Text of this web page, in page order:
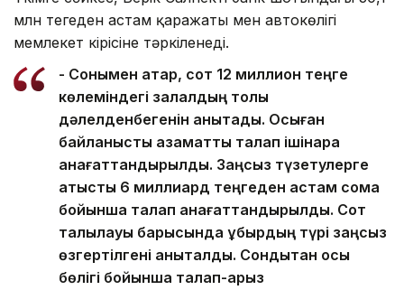
млн теңгеден астам қаражаты мен автокөлігі
мемлекет кірісіне тәркіленеді.
- Сонымен қатар, сот 12 миллион теңге
көлеміндегі залалдың толық
дәлелденбегенін анықтады. Осыған
байланысты азаматтық талап ішінара
қанағаттандырылды. Заңсыз түзетулерге
қатысты 6 миллиард теңгеден астам сома
бойынша талап қанағаттандырылды. Сот
талқылауы барысында құбырдың түрі заңсыз
өзгертілгені анықталды. Сондықтан осы
бөлігі бойынша талап-арыз